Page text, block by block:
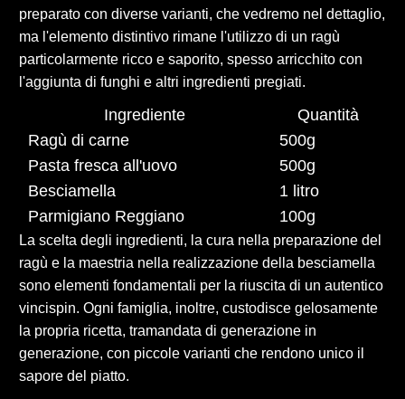
preparato con diverse varianti, che vedremo nel dettaglio,
ma l'elemento distintivo rimane l'utilizzo di un ragù
particolarmente ricco e saporito, spesso arricchito con
l'aggiunta di funghi e altri ingredienti pregiati.
Ingrediente
Quantità
Ragù di carne
500g
Pasta fresca all'uovo
500g
Besciamella
1 litro
Parmigiano Reggiano
100g
La scelta degli ingredienti, la cura nella preparazione del
ragù e la maestria nella realizzazione della besciamella
sono elementi fondamentali per la riuscita di un autentico
vincispin. Ogni famiglia, inoltre, custodisce gelosamente
la propria ricetta, tramandata di generazione in
generazione, con piccole varianti che rendono unico il
sapore del piatto.